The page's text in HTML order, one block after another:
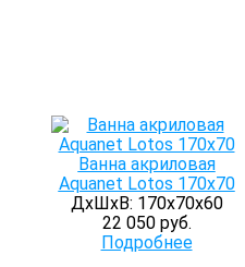
Ванна акриловая
Aquanet Lotos 170x70
ДхШхВ: 170х70х60
22 050 руб.
Подробнее